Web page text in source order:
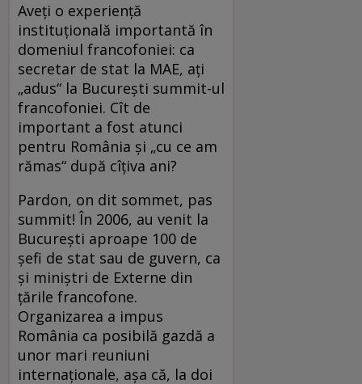
Aveţi o experienţă
instituţională importantă în
domeniul francofoniei: ca
secretar de stat la MAE, aţi
„adus“ la Bucureşti summit-ul
francofoniei. Cît de
important a fost atunci
pentru România şi „cu ce am
rămas“ după cîţiva ani?
Pardon, on dit sommet, pas
summit! În 2006, au venit la
Bucureşti aproape 100 de
şefi de stat sau de guvern, ca
şi miniştri de Externe din
ţările francofone.
Organizarea a impus
România ca posibilă gazdă a
unor mari reuniuni
internaţionale, aşa că, la doi